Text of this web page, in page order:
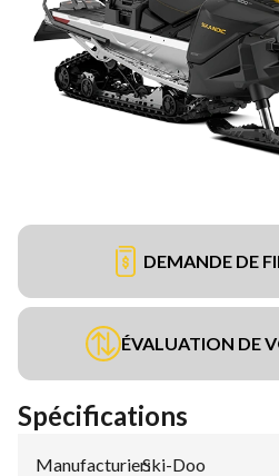
DEMANDE DE
ÉVALUATION DE
Spécifications
Manufacturier:
Ski-Doo